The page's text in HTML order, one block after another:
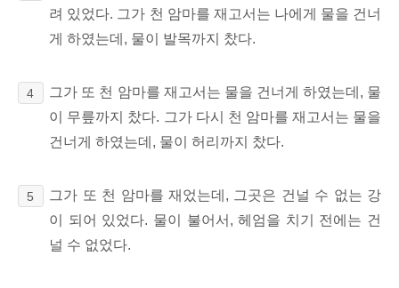
려 있었다. 그가 천 암마를 재고서는 나에게 물을 건너
게 하였는데, 물이 발목까지 찼다.
4
그가 또 천 암마를 재고서는 물을 건너게 하였는데, 물
이 무릎까지 찼다. 그가 다시 천 암마를 재고서는 물을
건너게 하였는데, 물이 허리까지 찼다.
5
그가 또 천 암마를 재었는데, 그곳은 건널 수 없는 강
이 되어 있었다. 물이 불어서, 헤엄을 치기 전에는 건
널 수 없었다.